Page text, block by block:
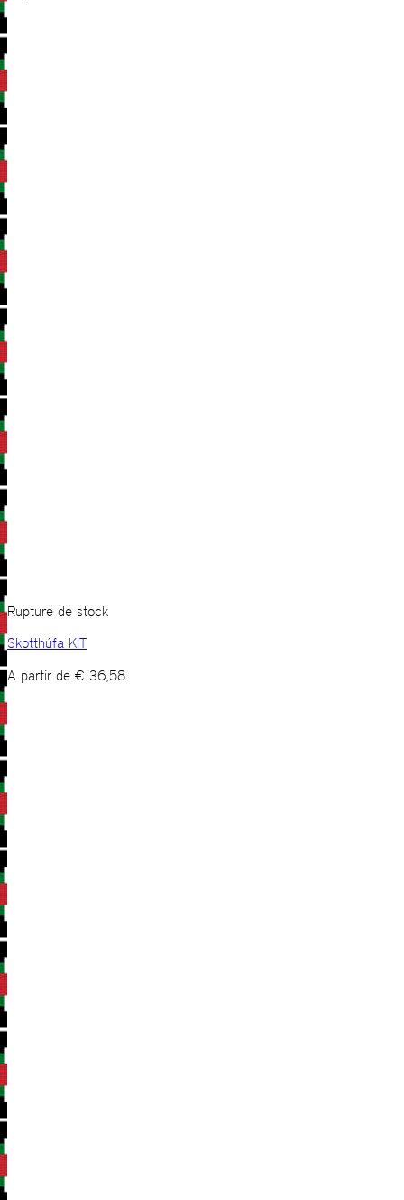
Rupture de stock
Skotthúfa KIT
A partir de € 36,58